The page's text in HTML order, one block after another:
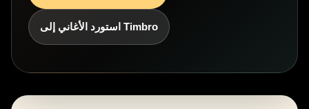
استورد الأغاني إلى Timbro